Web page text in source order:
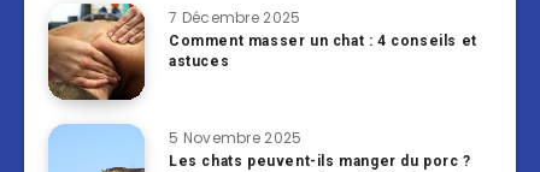
7 Décembre 2025
Comment masser un chat : 4 conseils et
astuces
5 Novembre 2025
Les chats peuvent-ils manger du porc ?